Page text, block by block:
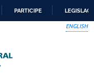
PARTICIPE
ENGLISH